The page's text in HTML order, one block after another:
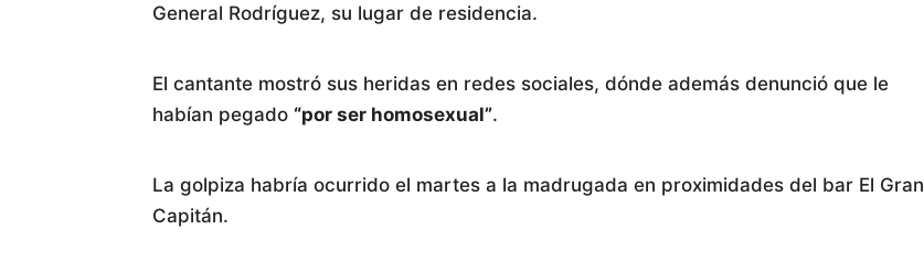
General Rodríguez, su lugar de residencia.
El cantante mostró sus heridas en redes sociales, dónde además denunció que le
habían pegado “por ser homosexual”.
La golpiza habría ocurrido el martes a la madrugada en proximidades del bar El Gran
Capitán.